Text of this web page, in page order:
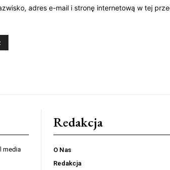
adres e-mail i stronę internetową w tej
media
Redakcja
O Nas
Redakcja